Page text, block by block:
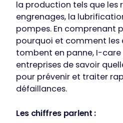
la production tels que les
engrenages, la
pompes. En comprenant
pourquoi et comment les
tombent en panne, I-
entreprises de savoir
pour prévenir et traiter
défaillances.
Les chiffres parlent :